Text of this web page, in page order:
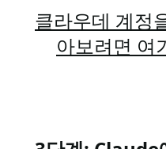
클라우데 계정
아보려면 여